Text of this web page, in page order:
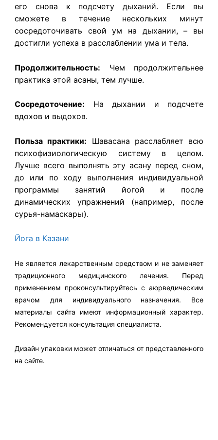
его снова к подсчету дыханий. Если вы
сможете в течение нескольких минут
сосредоточивать свой ум на дыхании, – вы
достигли успеха в расслаблении ума и тела.
Продолжительность: Чем продолжительнее
практика этой асаны, тем лучше.
Сосредоточение: На дыхании и подсчете
вдохов и выдохов.
Польза практики: Шавасана расслабляет всю
психофизиологическую систему в целом.
Лучше всего выполнять эту асану перед сном,
до или по ходу выполнения индивидуальной
программы занятий йогой и после
динамических упражнений (например, после
сурья-намаскары).
Йога в Казани
Не является лекарственным средством и не заменяет
традиционного медицинского лечения. Перед
применением проконсультируйтесь с аюрведическим
врачом для индивидуального назначения. Все
материалы сайта имеют информационный характер.
Рекомендуется консультация специалиста.
Дизайн упаковки может отличаться от представленного
на сайте.